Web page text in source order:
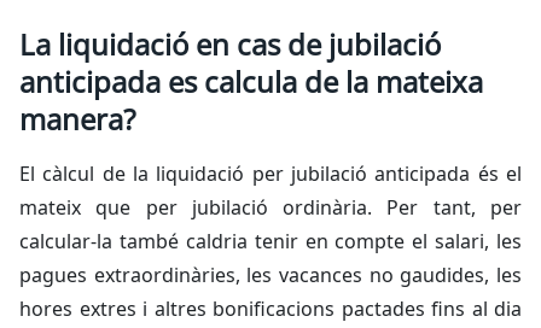
La liquidació en cas de jubilació
anticipada es calcula de la mateixa
manera?
El càlcul de la liquidació per jubilació anticipada és el
mateix que per jubilació ordinària. Per tant, per
calcular-la també caldria tenir en compte el salari, les
pagues extraordinàries, les vacances no gaudides, les
hores extres i altres bonificacions pactades fins al dia